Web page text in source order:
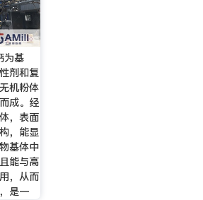
为基
剂和复
机粉体
成。经
，表面
，能显
基体中
能与高
，从而
是一